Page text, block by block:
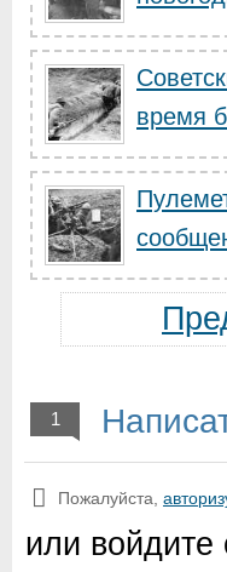
время
1
Пожалуйста,
или